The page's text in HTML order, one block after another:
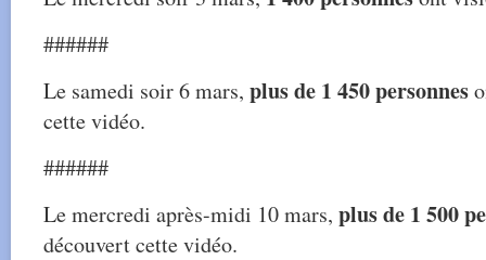
######
Le samedi soir 6 mars, plus de 1 450 personnes
cette vidéo.
######
Le mercredi après-midi 10 mars, plus de 1 500
découvert cette vidéo.